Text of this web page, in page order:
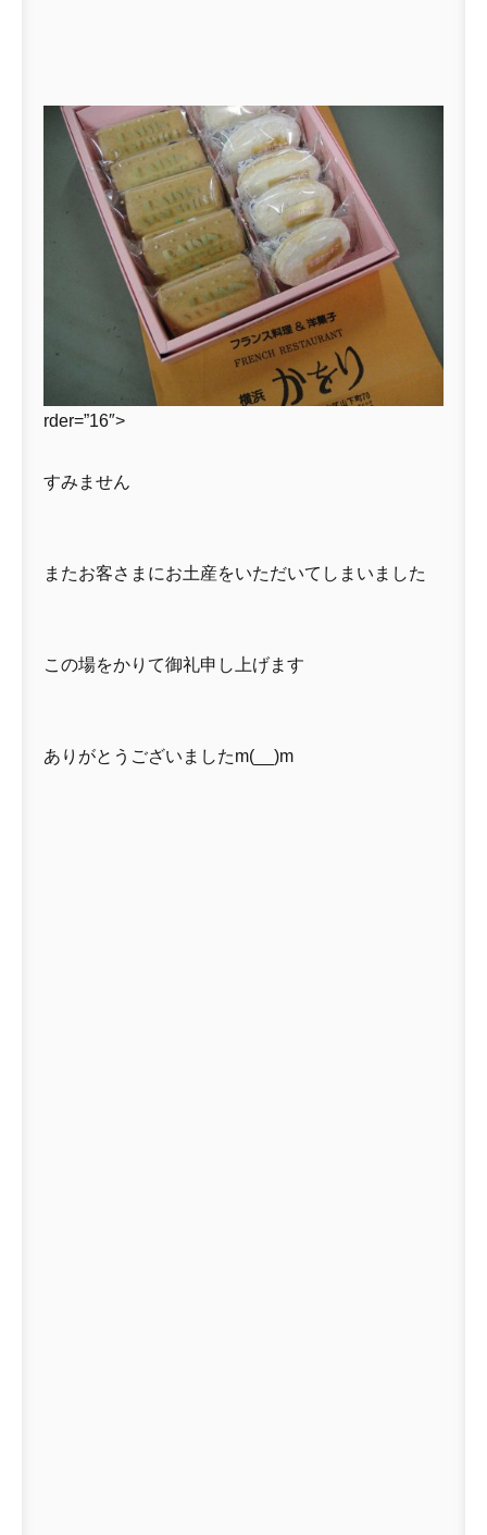
rder=”16″>
すみません
またお客さまにお土産をいただいてしまいました
この場をかりて御礼申し上げます
ありがとうございましたm(__)m